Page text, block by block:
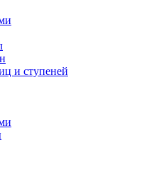
и ступеней